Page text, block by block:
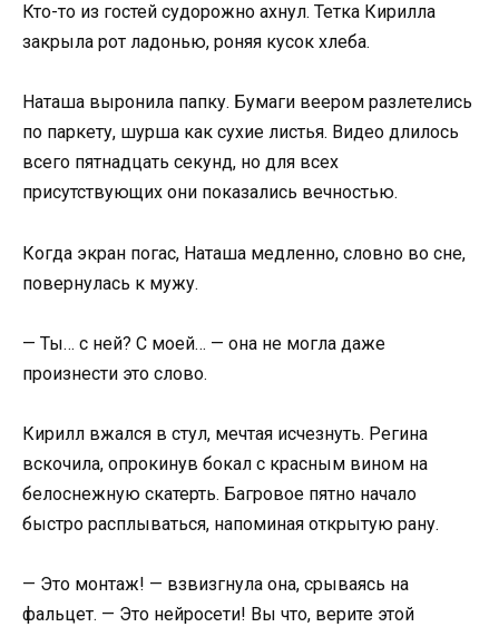
Кто-то из гостей судорожно ахнул. Тетка Кирилла
закрыла рот ладонью, роняя кусок хлеба.
Наташа выронила папку. Бумаги веером разлетелись
по паркету, шурша как сухие листья. Видео длилось
всего пятнадцать секунд, но для всех
присутствующих они показались вечностью.
Когда экран погас, Наташа медленно, словно во сне,
повернулась к мужу.
— Ты… с ней? С моей… — она не могла даже
произнести это слово.
Кирилл вжался в стул, мечтая исчезнуть. Регина
вскочила, опрокинув бокал с красным вином на
белоснежную скатерть. Багровое пятно начало
быстро расплываться, напоминая открытую рану.
— Это монтаж! — взвизгнула она, срываясь на
фальцет. — Это нейросети! Вы что, верите этой